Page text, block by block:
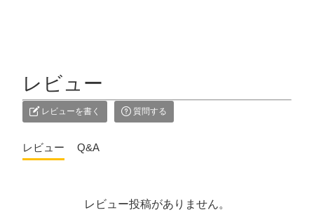
レビュー
レビューを書く 質問する
レビュー Q&A
レビュー投稿がありません。